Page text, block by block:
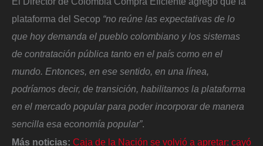
plataforma del Secop “no reúne las expectativas de lo
que hoy demanda el pueblo colombiano y los sistemas
de contratación pública tanto en el país como en el
mundo. Entonces, en ese sentido, en una línea,
podríamos decir, de transición, habilitamos la plataforma
en el mercado popular para poder incorporar de manera
sencilla esa economía popular”.
Más noticias: Caja de la Nación se volvió a apretar: cayó